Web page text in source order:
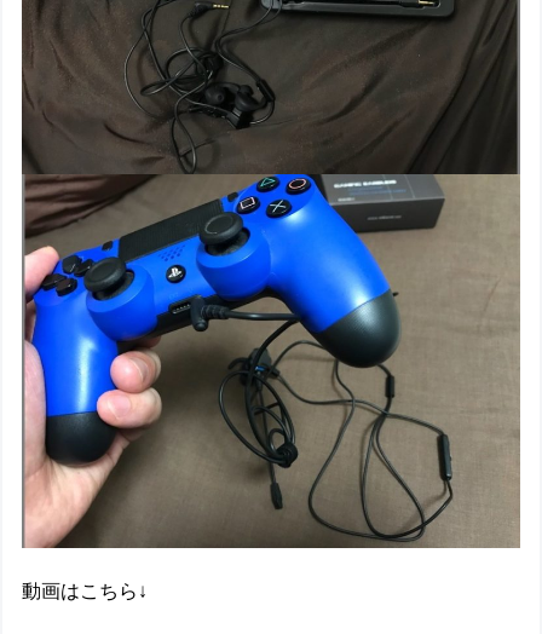
動画はこちら↓